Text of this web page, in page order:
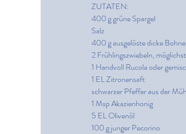
ZUTATEN:
400 g grüne Spargel
Salz
400 g ausgelöste dicke
2 Frühlingszwiebeln,
1 Handvoll Rucola oder
1 EL Zitronensaft
schwarzer Pfeffer aus der
1 Msp Akazienhonig
5 EL Olivenöl
100 g junger Pecorino